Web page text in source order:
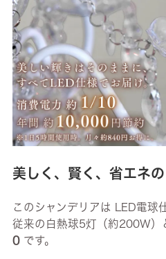
美しく、賢く、省エネ
このシャンデリアは LED電球
従来の白熱球5灯（約200W）
0です。